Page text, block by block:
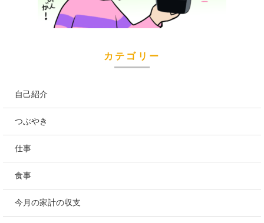
カテゴリー
自己紹介
つぶやき
仕事
食事
今月の家計の収支